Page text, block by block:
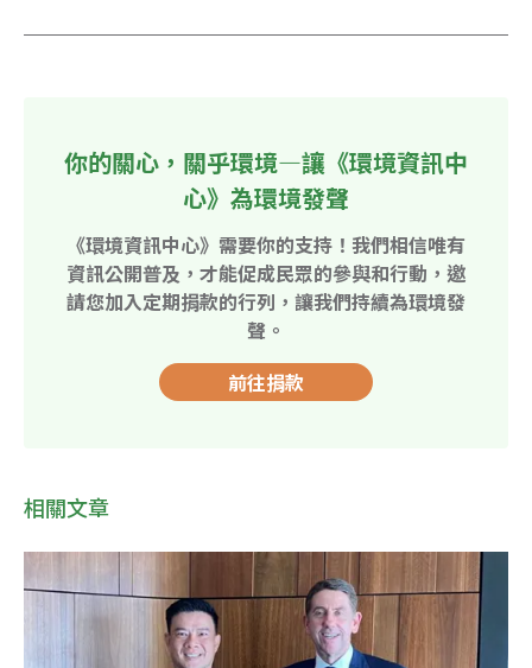
你的關心，關乎環境—讓《環境資訊中
心》為環境發聲
《環境資訊中心》需要你的支持！我們相信唯有
資訊公開普及，才能促成民眾的參與和行動，邀
請您加入定期捐款的行列，讓我們持續為環境發
聲。
前往捐款
相關文章